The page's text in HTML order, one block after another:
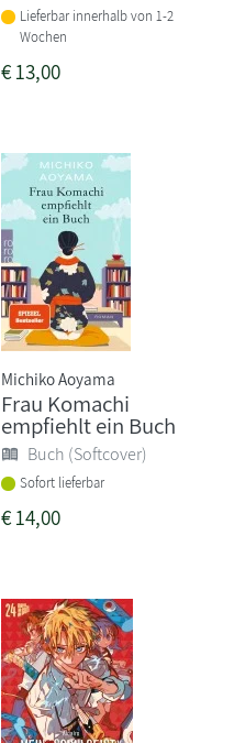
Lieferbar innerhalb von 1-2
Wochen
€13,00
Michiko Aoyama
Frau Komachi
empfiehlt ein Buch
Buch (Softcover)
Sofort lieferbar
€14,00